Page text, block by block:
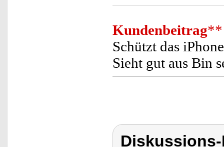
Kundenbeitrag**
Schützt das
Sieht gut aus Bin